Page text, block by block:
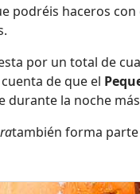
podréis haceros con
por un total de
de que el
durante la noche
también forma